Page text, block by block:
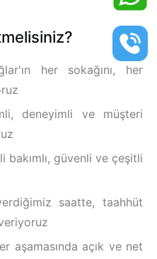
her sokağını, her
deneyimli ve müşteri
bakımlı, güvenli ve çeşitli
saatte, taahhüt
aşamasında açık ve net